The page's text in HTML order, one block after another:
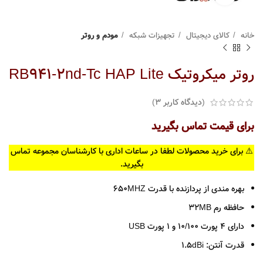
خانه کالای دیجیتال تجهیزات شبکه مودم و روتر
روتر میکروتیک RB941-2nd-Tc HAP Lite
(دیدگاه کاربر3
)
برای قیمت تماس بگیرید
⚠️ برای خرید محصولات لطفا در ساعات اداری با کارشناسان مجموعه تماس
بگیرید.
بهره مندی از پردازنده با قدرت 650MHZ
حافظه رم 32MB
دارای 4 پورت 10/100 و 1 پورت USB
قدرت آنتن: 1.5dBi